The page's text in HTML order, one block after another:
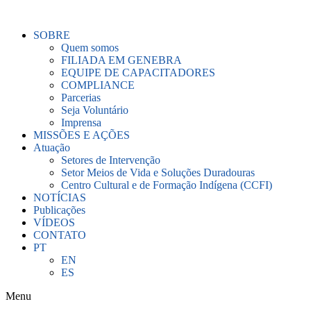
SOBRE
Quem somos
FILIADA EM GENEBRA
EQUIPE DE CAPACITADORES
COMPLIANCE
Parcerias
Seja Voluntário
Imprensa
MISSÕES E AÇÕES
Atuação
Setores de Intervenção
Setor Meios de Vida e Soluções Duradouras
Centro Cultural e de Formação Indígena (CCFI)
NOTÍCIAS
Publicações
VÍDEOS
CONTATO
PT
EN
ES
Menu